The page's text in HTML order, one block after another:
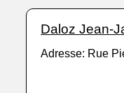
Daloz Jean-
Adresse: Rue